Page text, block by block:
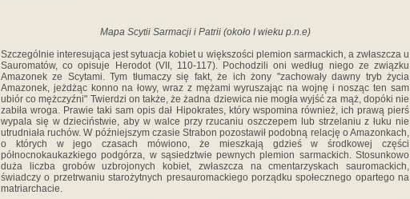
Mapa Scytii Sarmacji i Patrii (około I wieku p.n.e)
Szczególnie interesująca jest sytuacja kobiet u większości plemion sarmackich, a zwłaszcza u
Sauromatów, co opisuje Herodot (VII, 110-117). Pochodzili oni według niego ze związku
Amazonek ze Scytami. Tym tłumaczy się fakt, że ich żony "zachowały dawny tryb życia
Amazonek, jeżdżąc konno na łowy, wraz z mężami wyruszając na wojnę i nosząc ten sam
ubiór co mężczyźni" Twierdzi on także, że żadna dziewica nie mogła wyjść za mąż, dopóki nie
zabiła wroga. Prawie taki sam opis dał Hipokrates, który wspomina również, ich prawą pierś
wypala się w dzieciństwie, aby w walce przy rzucaniu oszczepem lub strzelaniu z łuku nie
utrudniała ruchów. W późniejszym czasie Strabon pozostawił podobną relację o Amazonkach,
o których w jego czasach mówiono, że mieszkają gdzieś w środkowej części
północnokaukazkiego podgórza, w sąsiedztwie pewnych plemion sarmackich. Stosunkowo
duża liczba grobów uzbrojonych kobiet, zwłaszcza na cmentarzyskach sauromackich,
świadczy o przetrwaniu starożytnych presauromackiego porządku społecznego opartego na
matriarchacie.